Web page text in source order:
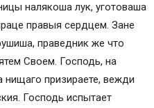
налякоша лук, уготоваша
правыя сердцем. Зане
праведник же что
Своем. Господь, на
нищаго призираете, вежди
Господь испытает